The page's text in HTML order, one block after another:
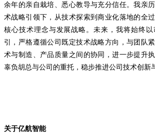
余年的亲自栽培、悉心教导与充分信任。我亲
术战略引领下，从技术探索到商业化落地的全
核心技术理念与发展战略。未来，我将始终
引，严格遵循公司既定技术战略方向，与团队
术与制造、产品质量之间的协同，进一步提升
辜负胡总与公司的重托，稳步推进公司技术创新
关于亿航智能